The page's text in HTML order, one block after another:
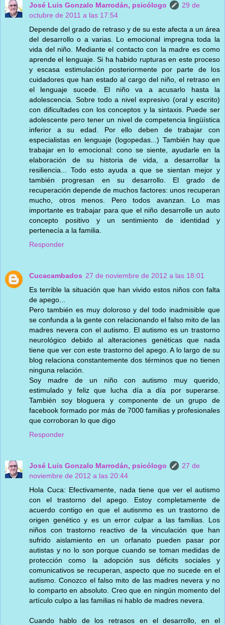
José Luis Gonzalo Marrodán, psicólogo
29 de
octubre de 2011 a las 17:54
Depende del grado de retraso y de su este afecta a un área
del desarrollo o a varias. Lo emocional impregna toda la
vida del niño. Mediante el contacto con la madre es como
aprende el lenguaje. Si ha habido rupturas en este proceso
y escasa estimulación posteriormente por parte de los
cuidadores que han estado al cargo del niño, el retraso en
el lenguaje sucede. El niño va a acusarlo hasta la
adolescencia. Sobre todo a nivel expresivo (oral y escrito)
con dificultades con los conceptos y la sintaxis. Puede ser
adolescente pero tener un nivel de competencia lingüística
inferior a su edad. Por ello deben de trabajar con
especialistas en lenguaje (logopedas...) También hay que
trabajar en lo emocional: cono se siente, ayudarle en la
elaboración de su historia de vida, a desarrollar la
resiliencia... Todo esto ayuda a que se sientan mejor y
también progresan en su desarrollo. El grado de
recuperación depende de muchos factores: unos recuperan
mucho, otros menos. Pero todos avanzan. Lo mas
importante es trabajar para que el niño desarrolle un auto
concepto positivo y un sentimiento de identidad y
pertenecía a la familia.
Responder
Cucacambados 27 de noviembre de 2012 a las 18:01
Es terrible la situación que han vivido estos niños con falta
de apego...
Pero también es muy doloroso y del todo inadmisible que
se confunda a la gente con relacionando el falso mito de las
madres nevera con el autismo. El autismo es un trastorno
neurológico debido al alteraciones genéticas que nada
tiene que ver con este trastorno del apego. A lo largo de su
blog relaciona constantemente dos términos que no tienen
ninguna relación.
Soy madre de un niño con autismo muy querido,
estimulado y feliz que lucha día a día por superarse.
También soy bloguera y componente de un grupo de
facebook formado por más de 7000 familias y profesionales
que corroboran lo que digo
Responder
José Luis Gonzalo Marrodán, psicólogo
27 de
noviembre de 2012 a las 20:44
Hola Cuca: Efectivamente, nada tiene que ver el autismo
con el trastorno del apego. Estoy completamente de
acuerdo contigo en que el autisnmo es un trastorno de
origen genético y es un error culpar a las familias. Los
niños con trastorno reactivo de la vinculación que han
sufrido aislamiento en un orfanato pueden pasar por
autistas y no lo son porque cuando se toman medidas de
protección como la adopción sus déficits sociales y
comunicativos se recuperan, aspecto que no sucede en el
autismo. Conozco el falso mito de las madres nevera y no
lo comparto en absoluto. Creo que en ningún momento del
artículo culpo a las familias ni hablo de madres nevera.
Cuando hablo de los retrasos en el desarrollo, en el